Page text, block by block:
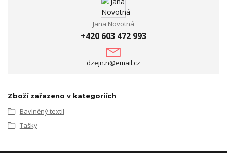
Jana Novotná
+420 603 472 993
dzejn.n@email.cz
Zboží zařazeno v kategoriích
Bavlněný textil
Tašky